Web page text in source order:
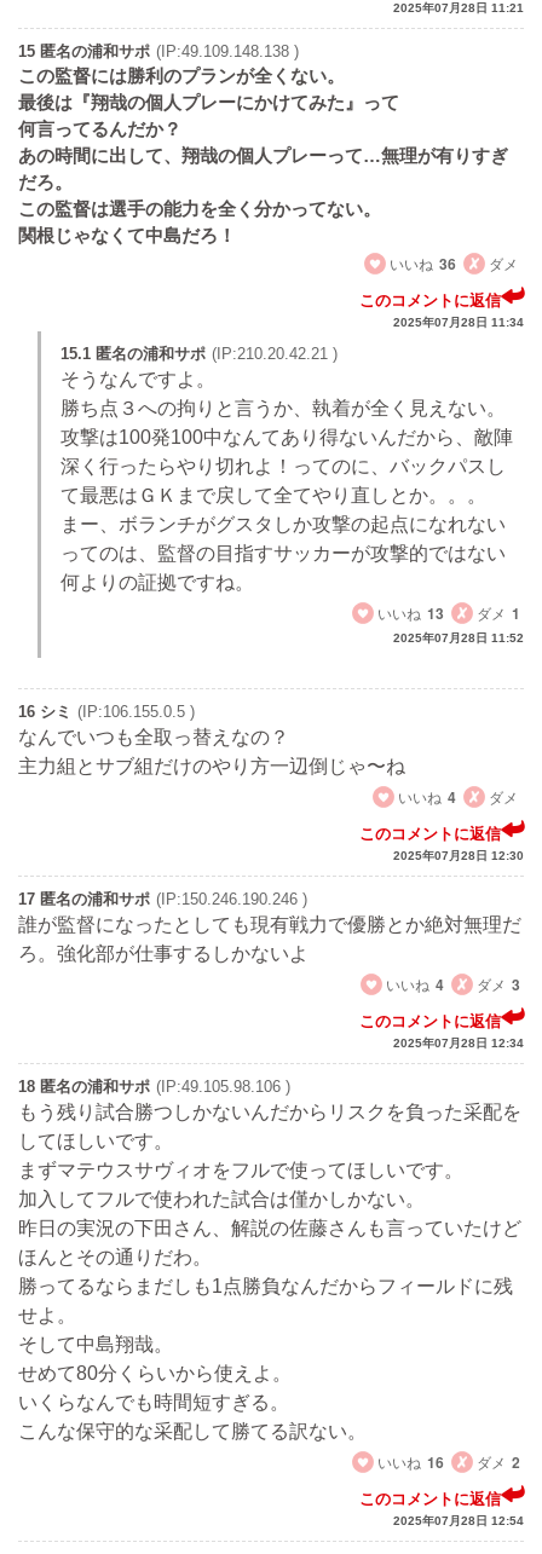
2025年07月28日 11:21
15 匿名の浦和サポ (IP:49.109.148.138 )
この監督には勝利のプランが全くない。
最後は『翔哉の個人プレーにかけてみた』って
何言ってるんだか？
あの時間に出して、翔哉の個人プレーって…無理が有りすぎ
だろ。
この監督は選手の能力を全く分かってない。
関根じゃなくて中島だろ！
いいね 36 ダメ
このコメントに返信
2025年07月28日 11:34
15.1 匿名の浦和サポ (IP:210.20.42.21 )
そうなんですよ。
勝ち点３への拘りと言うか、執着が全く見えない。
攻撃は100発100中なんてあり得ないんだから、敵陣
深く行ったらやり切れよ！ってのに、バックパスし
て最悪はＧＫまで戻して全てやり直しとか。。。
まー、ボランチがグスタしか攻撃の起点になれない
ってのは、監督の目指すサッカーが攻撃的ではない
何よりの証拠ですね。
いいね 13 ダメ 1
2025年07月28日 11:52
16 シミ (IP:106.155.0.5 )
なんでいつも全取っ替えなの？
主力組とサブ組だけのやり方一辺倒じゃ〜ね
いいね 4 ダメ
このコメントに返信
2025年07月28日 12:30
17 匿名の浦和サポ (IP:150.246.190.246 )
誰が監督になったとしても現有戦力で優勝とか絶対無理だ
ろ。強化部が仕事するしかないよ
いいね 4 ダメ 3
このコメントに返信
2025年07月28日 12:34
18 匿名の浦和サポ (IP:49.105.98.106 )
もう残り試合勝つしかないんだからリスクを負った采配を
してほしいです。
まずマテウスサヴィオをフルで使ってほしいです。
加入してフルで使われた試合は僅かしかない。
昨日の実況の下田さん、解説の佐藤さんも言っていたけど
ほんとその通りだわ。
勝ってるならまだしも1点勝負なんだからフィールドに残
せよ。
そして中島翔哉。
せめて80分くらいから使えよ。
いくらなんでも時間短すぎる。
こんな保守的な采配して勝てる訳ない。
いいね 16 ダメ 2
このコメントに返信
2025年07月28日 12:54